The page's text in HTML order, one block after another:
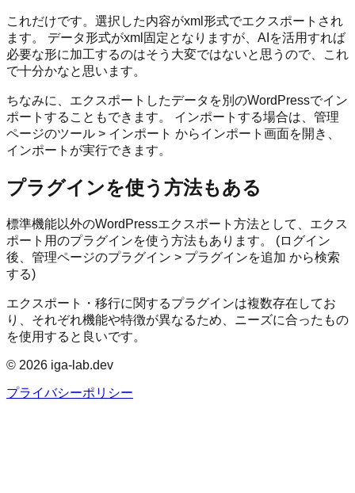
これだけです。選択した内容がxml形式でエクスポートされ
ます。 データ形式がxml固定となりますが、AIを活用すれば
必要な形に加工するのはそう大変ではないと思うので、これ
で十分かなと思います。
ちなみに、エクスポートしたデータを別のWordPressでイン
ポートすることもできます。 インポートする場合は、管理
ページのツール > インポート からインポート画面を開き、
インポートが実行できます。
プラグインを使う方法もある
標準機能以外のWordPressエクスポート方法として、エクス
ポート用のプラグインを使う方法もあります。 (ログイン
後、管理ページのプラグイン > プラグインを追加 から検索
する)
エクスポート・移行に関するプラグインは複数存在してお
り、それぞれ機能や特徴が異なるため、ニーズに合ったもの
を使用すると良いです。
© 2026 iga-lab.dev
プライバシーポリシー